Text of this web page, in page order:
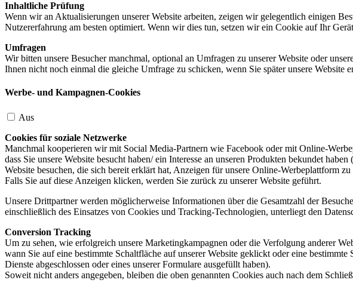
Inhaltliche Prüfung
Wenn wir an Aktualisierungen unserer Website arbeiten, zeigen wir gelegentlich einigen
Nutzererfahrung am besten optimiert. Wenn wir dies tun, setzen wir ein Cookie auf Ihr
Umfragen
Wir bitten unsere Besucher manchmal, optional an Umfragen zu unserer Website oder
Ihnen nicht noch einmal die gleiche Umfrage zu schicken, wenn Sie später unsere Website
Werbe- und Kampagnen-Cookies
Aus
Cookies für soziale Netzwerke
Manchmal kooperieren wir mit Social Media-Partnern wie Facebook oder mit Online-
dass Sie unsere Website besucht haben/ ein Interesse an unseren Produkten bekundet
Website besuchen, die sich bereit erklärt hat, Anzeigen für unsere Online-Werbeplattform
Falls Sie auf diese Anzeigen klicken, werden Sie zurück zu unserer Website geführt.
Unsere Drittpartner werden möglicherweise Informationen über die Gesamtzahl der
einschließlich des Einsatzes von Cookies und Tracking-Technologien, unterliegt den
Conversion Tracking
Um zu sehen, wie erfolgreich unsere Marketingkampagnen oder die Verfolgung anderer
wann Sie auf eine bestimmte Schaltfläche auf unserer Website geklickt oder eine
Dienste abgeschlossen oder eines unserer Formulare ausgefüllt haben).
Soweit nicht anders angegeben, bleiben die oben genannten Cookies auch nach dem